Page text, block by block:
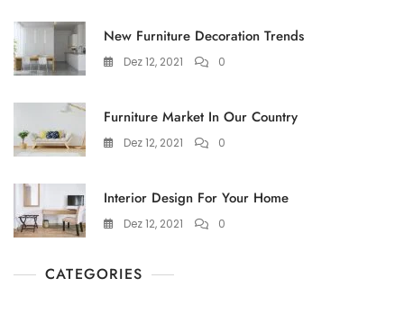
New Furniture Decoration Trends
Dez 12, 2021 0
Furniture Market In Our Country
Dez 12, 2021 0
Interior Design For Your Home
Dez 12, 2021 0
CATEGORIES